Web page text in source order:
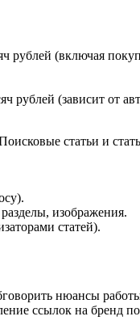
рублей (включая
(зависит от
статьи и
изображения.
статей).
нюансы
ссылок на бренд